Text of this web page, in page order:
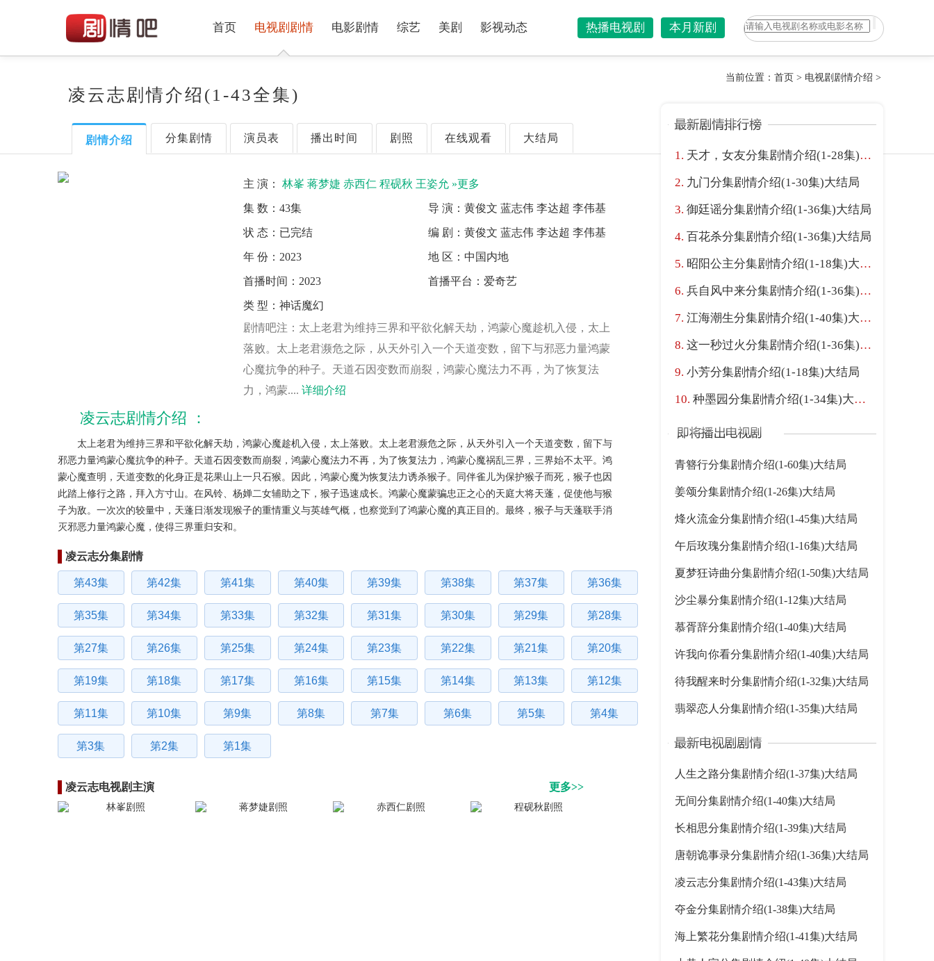
首页 电视剧剧情 电影剧情 综艺 美剧 影视动态 本月新剧
热播电视剧
凌云志剧情介绍(1-43全集)
剧情介绍 分集剧情 演员表 播出时间 剧照 在线观看 大结局
当前位置： 首页 > 电视剧剧情介绍 >
主 演： 林峯 蒋梦婕 赤西仁 程砚秋 王姿允 »更多
集 数：43集 导 演：黄俊文 蓝志伟 李达超 李伟基
状 态： 已完结 编 剧：黄俊文 蓝志伟 李达超 李伟基
年 份： 2023 地 区： 中国内地
首播时间： 2023 首播平台： 爱奇艺
类 型：神话魔幻
剧情吧注： 太上老君为维持三界和平欲化解天劫，鸿蒙心魔趁机入侵，太上
落败。太上老君濒危之际，从天外引入一个天道变数，留下与邪恶力量鸿蒙
心魔抗争的种子。天道石因变数而崩裂，鸿蒙心魔法力不再，为了恢复法
力，鸿蒙....详细介绍
凌云志剧情介绍
太上老君为维持三界和平欲化解天劫，鸿蒙心魔趁机入侵，太上落败。太上老君濒危之际，从天外引入一个天道变数，留下与
邪恶力量鸿蒙心魔抗争的种子。天道石因变数而崩裂，鸿蒙心魔法力不再，为了恢复法力，鸿蒙心魔祸乱三界，三界始不太平。鸿
蒙心魔查明，天道变数的化身正是花果山上一只石猴。因此，鸿蒙心魔为恢复法力诱杀猴子。同伴雀儿为保护猴子而死，猴子也因
此踏上修行之路，拜入方寸山。在风铃、杨婵二女辅助之下，猴子迅速成长。鸿蒙心魔蒙骗忠正之心的天庭大将天蓬，促使他与猴
子为敌。一次次的较量中，天蓬日渐发现猴子的重情重义与英雄气概，也察觉到了鸿蒙心魔的真正目的。最终，猴子与天蓬联手消
灭邪恶力量鸿蒙心魔，使得三界重归安和。
凌云志分集剧情
第43集 第42集 第41集 第40集 第39集 第38集 第37集 第36集
第35集 第34集 第33集 第32集 第31集 第30集 第29集 第28集
第27集 第26集 第25集 第24集 第23集 第22集 第21集 第20集
第19集 第18集 第17集 第16集 第15集 第14集 第13集 第12集
第11集 第10集 第9集 第8集 第7集 第6集 第5集 第4集
第3集 第2集 第1集
更多>>
凌云志电视剧主演
天才，女友分集剧情介绍(1-28集)大结局
九门分集剧情介绍(1-30集)大结局
御廷谣分集剧情介绍(1-36集)大结局
百花杀分集剧情介绍(1-36集)大结局
昭阳公主分集剧情介绍(1-18集)大结局
兵自风中来分集剧情介绍(1-36集)大结局
江海潮生分集剧情介绍(1-40集)大结局
这一秒过火分集剧情介绍(1-36集)大结局
小芳分集剧情介绍(1-18集)大结局
种墨园分集剧情介绍(1-34集)大结局
青簪行分集剧情介绍(1-60集)大结局
姜颂分集剧情介绍(1-26集)大结局
烽火流金分集剧情介绍(1-45集)大结局
午后玫瑰分集剧情介绍(1-16集)大结局
夏梦狂诗曲分集剧情介绍(1-50集)大结局
沙尘暴分集剧情介绍(1-12集)大结局
慕胥辞分集剧情介绍(1-40集)大结局
许我向你看分集剧情介绍(1-40集)大结局
待我醒来时分集剧情介绍(1-32集)大结局
翡翠恋人分集剧情介绍(1-35集)大结局
人生之路分集剧情介绍(1-37集)大结局
无间分集剧情介绍(1-40集)大结局
长相思分集剧情介绍(1-39集)大结局
唐朝诡事录分集剧情介绍(1-36集)大结局
凌云志分集剧情介绍(1-43集)大结局
夺金分集剧情介绍(1-38集)大结局
海上繁花分集剧情介绍(1-41集)大结局